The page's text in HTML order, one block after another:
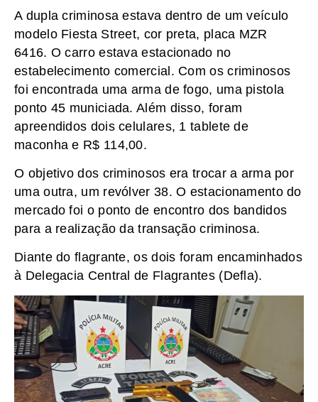
A dupla criminosa estava dentro de um veículo
modelo Fiesta Street, cor preta, placa MZR
6416. O carro estava estacionado no
estabelecimento comercial. Com os criminosos
foi encontrada uma arma de fogo, uma pistola
ponto 45 municiada. Além disso, foram
apreendidos dois celulares, 1 tablete de
maconha e R$ 114,00.
O objetivo dos criminosos era trocar a arma por
uma outra, um revólver 38. O estacionamento do
mercado foi o ponto de encontro dos bandidos
para a realização da transação criminosa.
Diante do flagrante, os dois foram encaminhados
à Delegacia Central de Flagrantes (Defla).